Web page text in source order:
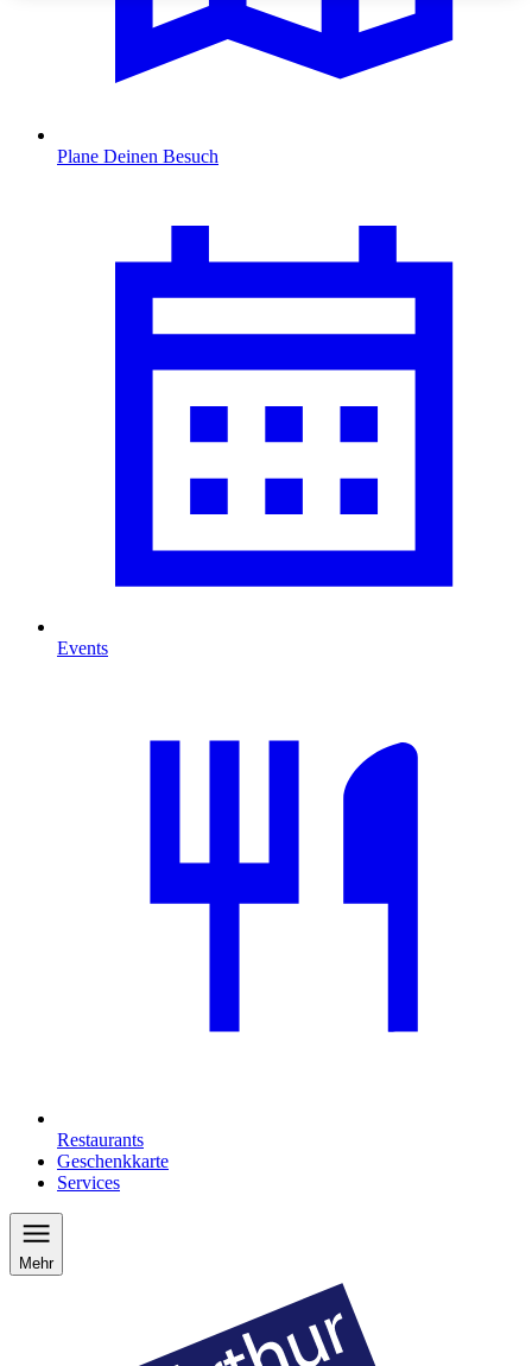
Plane Deinen Besuch
Events
Restaurants
Geschenkkarte
Services
Mehr